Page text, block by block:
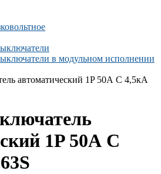
в модульном исполнении
автоматический 1P 50А C 4,5кА
1P 50А C